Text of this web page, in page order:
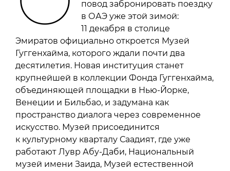
повод забронировать поездку
в ОАЭ уже этой зимой:
11 декабря в столице
Эмиратов официально откроется Музей
Гуггенхайма, которого ждали почти два
десятилетия. Новая институция станет
крупнейшей в коллекции Фонда Гуггенхайма,
объединяющей площадки в Нью-Йорке,
Венеции и Бильбао, и задумана как
пространство диалога через современное
искусство. Музей присоединится
к культурному кварталу Саадият, где уже
работают Лувр Абу-Даби, Национальный
музей имени Заида, Музей естественной